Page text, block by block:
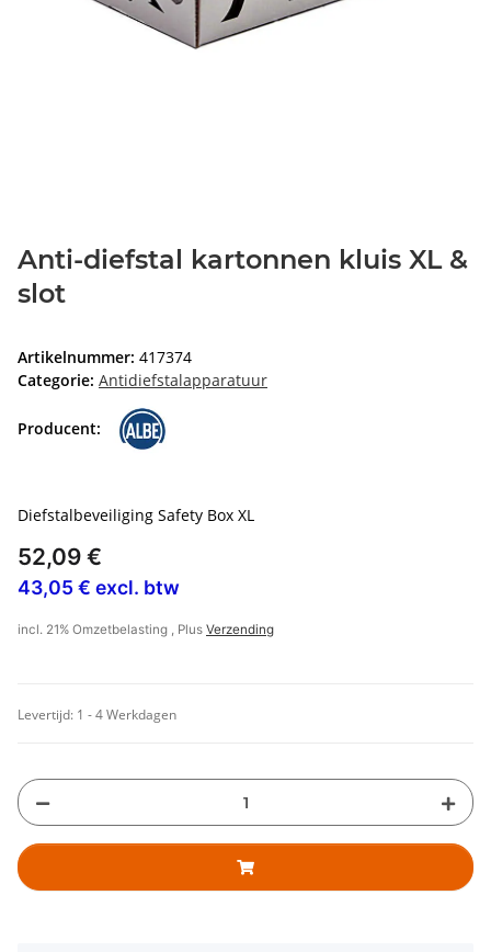
Anti-diefstal kartonnen kluis XL &
slot
Artikelnummer: 417374
Categorie: Antidiefstalapparatuur
Producent:
Diefstalbeveiliging Safety Box XL
52,09 €
43,05 € excl. btw
incl. 21% Omzetbelasting , Plus Verzending
Levertijd: 1 - 4 Werkdagen